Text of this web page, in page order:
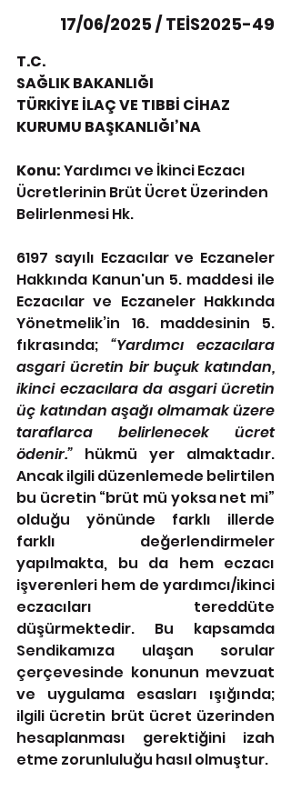
17/06/2025 / TEİS2025-49
T.C.
SAĞLIK BAKANLIĞI
TÜRKİYE İLAÇ VE TIBBİ CİHAZ
KURUMU BAŞKANLIĞI’NA
Konu: Yardımcı ve İkinci Eczacı
Ücretlerinin Brüt Ücret Üzerinden
Belirlenmesi Hk.
6197 sayılı Eczacılar ve Eczaneler
Hakkında Kanun'un 5. maddesi ile
Eczacılar ve Eczaneler Hakkında
Yönetmelik’in 16. maddesinin 5.
fıkrasında; “Yardımcı eczacılara
asgari ücretin bir buçuk katından,
ikinci eczacılara da asgari ücretin
üç katından aşağı olmamak üzere
taraflarca belirlenecek ücret
ödenir.” hükmü yer almaktadır.
Ancak ilgili düzenlemede belirtilen
bu ücretin “brüt mü yoksa net mi”
olduğu yönünde farklı illerde
farklı değerlendirmeler
yapılmakta, bu da hem eczacı
işverenleri hem de yardımcı/ikinci
eczacıları tereddüte
düşürmektedir. Bu kapsamda
Sendikamıza ulaşan sorular
çerçevesinde konunun mevzuat
ve uygulama esasları ışığında;
ilgili ücretin brüt ücret üzerinden
hesaplanması gerektiğini izah
etme zorunluluğu hasıl olmuştur.